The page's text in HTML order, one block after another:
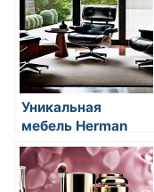
Уникальная
мебель Herman
Miller: идеальное
сочетание
комфорта и стиля